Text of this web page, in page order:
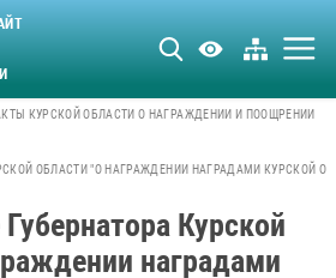
КУРСКОЙ ОБЛАСТИ О НАГРАЖДЕНИИ И ПООЩРЕНИИ
ОБЛАСТИ "О НАГРАЖДЕНИИ НАГРАДАМИ КУРСКОЙ
Курской
наградами